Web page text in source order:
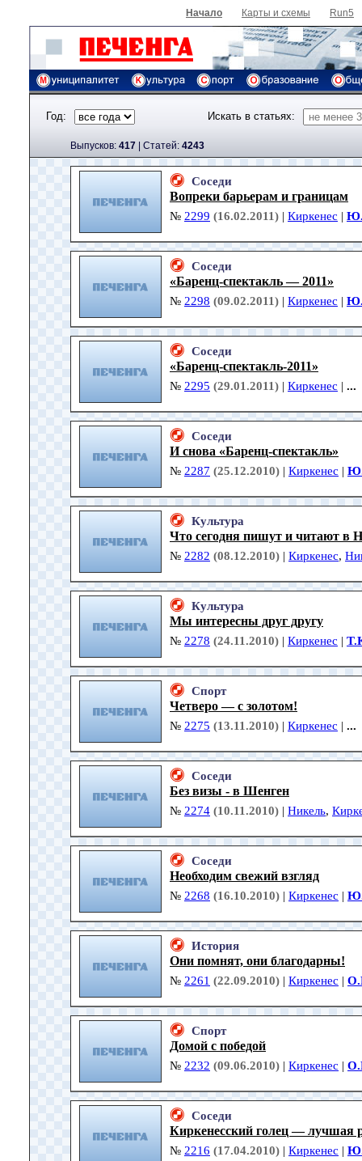
Начало Карты и схемы Run5
Год: Искать в статьях:
Выпусков: 417 | Cтатей: 4243
Соседи
Вопреки барьерам и границам
№ 2299 (16.02.2011) | Киркенес |
Соседи
«Баренц-спектакль — 2011»
№ 2298 (09.02.2011) | Киркенес |
Соседи
«Баренц-спектакль-2011»
№ 2295 (29.01.2011) | Киркенес | ...
Соседи
И снова «Баренц-спектакль»
№ 2287 (25.12.2010) | Киркенес |
Культура
Что сегодня пишут и читают в
№ 2282 (08.12.2010) | Киркенес,
Культура
Мы интересны друг другу
№ 2278 (24.11.2010) | Киркенес |
Спорт
Четверо — с золотом!
№ 2275 (13.11.2010) | Киркенес | ...
Соседи
Без визы - в Шенген
№ 2274 (10.11.2010) | Никель,
Соседи
Необходим свежий взгляд
№ 2268 (16.10.2010) | Киркенес |
История
Они помнят, они благодарны!
№ 2261 (22.09.2010) | Киркенес |
Спорт
Домой с победой
№ 2232 (09.06.2010) | Киркенес |
Соседи
Киркенесский голец — лучшая
№ 2216 (17.04.2010) | Киркенес |